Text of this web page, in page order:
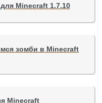
Minecraft 1.7.10
зомби в Minecraft
Minecraft